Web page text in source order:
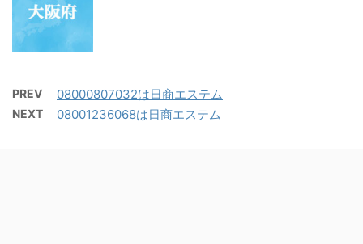
PREV 08000807032は日商エステム
NEXT 08001236068は日商エステム